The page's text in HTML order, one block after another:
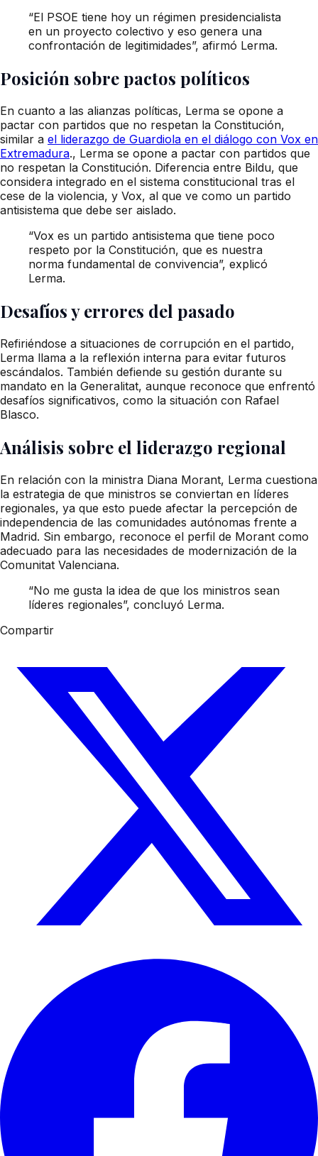
“El PSOE tiene hoy un régimen presidencialista
en un proyecto colectivo y eso genera una
confrontación de legitimidades”, afirmó Lerma.
Posición sobre pactos políticos
En cuanto a las alianzas políticas, Lerma se opone a
pactar con partidos que no respetan la Constitución,
similar a el liderazgo de Guardiola en el diálogo con Vox en
Extremadura., Lerma se opone a pactar con partidos que
no respetan la Constitución. Diferencia entre Bildu, que
considera integrado en el sistema constitucional tras el
cese de la violencia, y Vox, al que ve como un partido
antisistema que debe ser aislado.
“Vox es un partido antisistema que tiene poco
respeto por la Constitución, que es nuestra
norma fundamental de convivencia”, explicó
Lerma.
Desafíos y errores del pasado
Refiriéndose a situaciones de corrupción en el partido,
Lerma llama a la reflexión interna para evitar futuros
escándalos. También defiende su gestión durante su
mandato en la Generalitat, aunque reconoce que enfrentó
desafíos significativos, como la situación con Rafael
Blasco.
Análisis sobre el liderazgo regional
En relación con la ministra Diana Morant, Lerma cuestiona
la estrategia de que ministros se conviertan en líderes
regionales, ya que esto puede afectar la percepción de
independencia de las comunidades autónomas frente a
Madrid. Sin embargo, reconoce el perfil de Morant como
adecuado para las necesidades de modernización de la
Comunitat Valenciana.
“No me gusta la idea de que los ministros sean
líderes regionales”, concluyó Lerma.
Compartir